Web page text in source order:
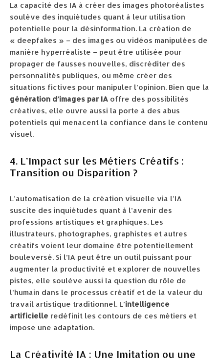
La capacité des IA à créer des images photoréalistes
soulève des inquiétudes quant à leur utilisation
potentielle pour la désinformation. La création de
« deepfakes » – des images ou vidéos manipulées de
manière hyperréaliste – peut être utilisée pour
propager de fausses nouvelles, discréditer des
personnalités publiques, ou même créer des
situations fictives pour manipuler l’opinion. Bien que la
génération d’images par IA offre des possibilités
créatives, elle ouvre aussi la porte à des abus
potentiels qui menacent la confiance dans le contenu
visuel.
4. L’Impact sur les Métiers Créatifs :
Transition ou Disparition ?
L’automatisation de la création visuelle via l’IA
suscite des inquiétudes quant à l’avenir des
professions artistiques et graphiques. Les
illustrateurs, photographes, graphistes et autres
créatifs voient leur domaine être potentiellement
bouleversé. Si l’IA peut être un outil puissant pour
augmenter la productivité et explorer de nouvelles
pistes, elle soulève aussi la question du rôle de
l’humain dans le processus créatif et de la valeur du
travail artistique traditionnel. L’intelligence
artificielle redéfinit les contours de ces métiers et
impose une adaptation.
La Créativité IA : Une Imitation ou une